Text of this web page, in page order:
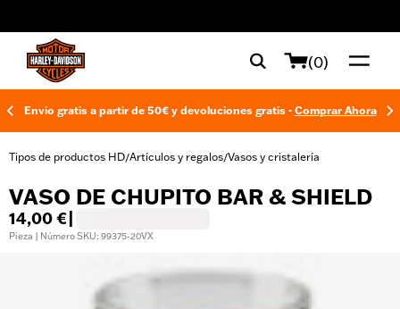
(0)
Envío gratis a partir de 50€ y devoluciones gratis - Comprar Ahora
Tipos de productos HD/Artículos y regalos/Vasos y cristalería
VASO DE CHUPITO BAR & SHIELD
14,00 €
Pieza | Número SKU: 99375-20VX